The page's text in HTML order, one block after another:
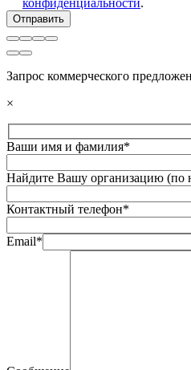
конфиденциальности.
Запрос коммерческого
×
Ваши имя и фамилия*
Найдите Вашу организацию
Контактный телефон*
Email*